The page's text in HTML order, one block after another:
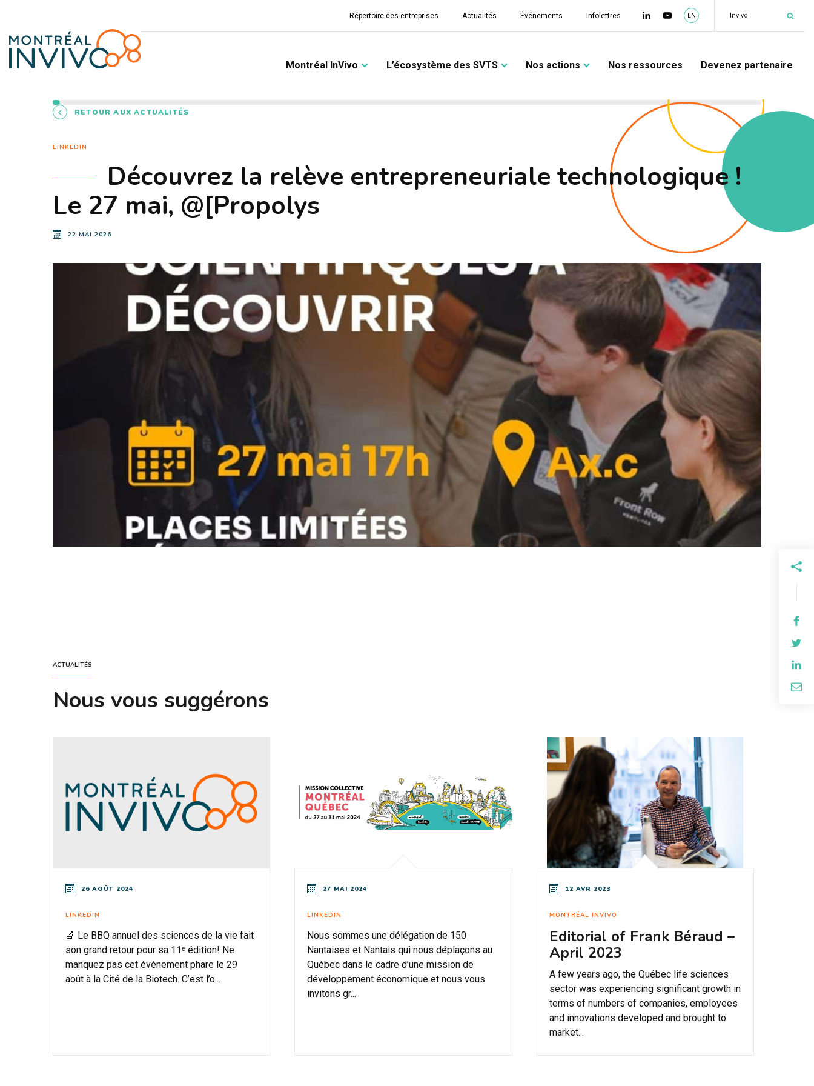
Répertoire des entreprises Actualités Événements Infolettres EN Invivo
Montréal InVivo L’écosystème des SVTS Nos actions Nos ressources Devenez partenaire
RETOUR AUX ACTUALITÉS
LINKEDIN
Découvrez la relève entrepreneuriale technologique !
Le 27 mai, @[Propolys
22 MAI 2026
ACTUALITÉS
Nous vous suggérons
26 AOÛT 2024
LINKEDIN
🔬 Le BBQ annuel des sciences de la vie fait
son grand retour pour sa 11ᵉ édition! Ne
manquez pas cet événement phare le 29
août à la Cité de la Biotech. C’est l’o...
27 MAI 2024
LINKEDIN
Nous sommes une délégation de 150
Nantaises et Nantais qui nous déplaçons au
Québec dans le cadre d’une mission de
développement économique et nous vous
invitons gr...
12 AVR 2023
MONTRÉAL INVIVO
Editorial of Frank Béraud –
April 2023
A few years ago, the Québec life sciences
sector was experiencing significant growth in
terms of numbers of companies, employees
and innovations developed and brought to
market...